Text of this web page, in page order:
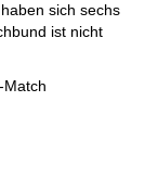
sich sechs
ist nicht
Match